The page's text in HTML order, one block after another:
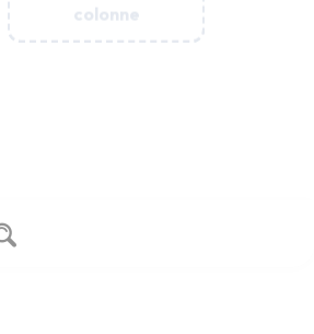
colonne
colonne
colonne
colonne
colonne